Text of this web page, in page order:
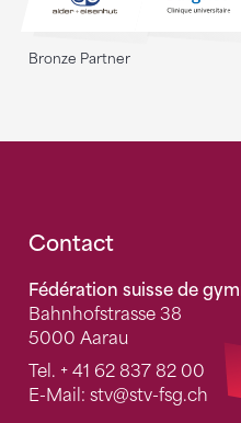
Bronze Partner
Fusszeile
Contact
Fédération suisse de
Bahnhofstrasse 38
5000 Aarau
Tel. + 41 62 837 82 00
E-Mail: stv@stv-fsg.ch